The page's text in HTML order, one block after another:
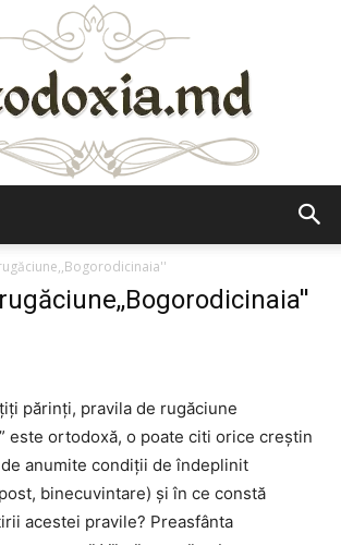
părinţi, pravila de rugăciune
este ortodoxă, o poate citi orice creştin
anumite condiţii de îndeplinit
binecuvintare) şi în ce constă
acestei pravile? Preasfânta